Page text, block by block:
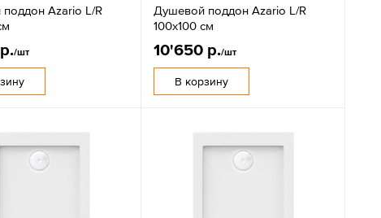
Azario L/R
/шт
Душевой поддон Azario L/R
100х100 см
10'650 р./шт
В корзину